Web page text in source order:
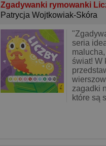
Zgadywanki rymowanki
Patrycja Wojtkowiak-Skóra
seria
świat! W
zagadki
które są